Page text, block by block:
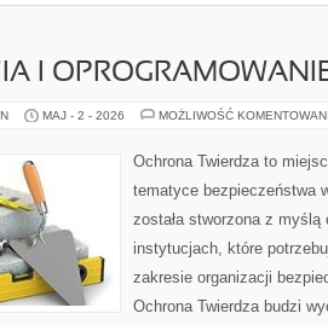
I
MAJ - 2 - 2026 MOŻLIWOŚĆ
Ochrona Twierdza to
tematyce bezpieczeństwa
została stworzona z
instytucjach, które
zakresie organizacji
Ochrona Twierdza budzi